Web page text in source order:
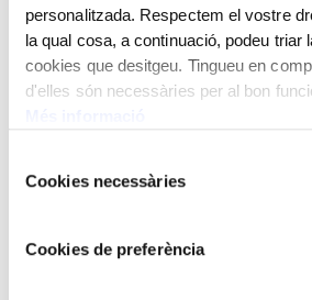
personalitzada. Respectem el vostre
la qual cosa, a continuació, podeu triar
cookies que desitgeu. Tingueu en
d'elles són necessàries per al bon
deCookies necessàries
Cookies de preferència